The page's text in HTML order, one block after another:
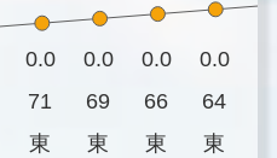
0.0 0.0 0.0 0.0
71 69 66 64
東 東 東 東